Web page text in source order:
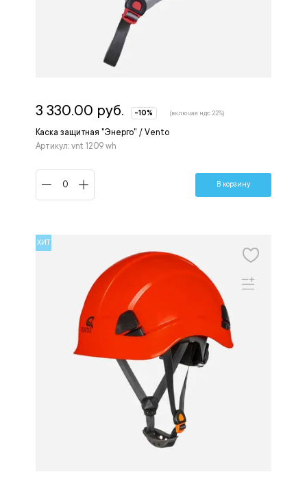
Каска защитная "Энерго" / Vento
Артикул: vnt 1209 wh
3 330.00 руб. -10% (включая ндс 22%)
В корзину
ХИТ